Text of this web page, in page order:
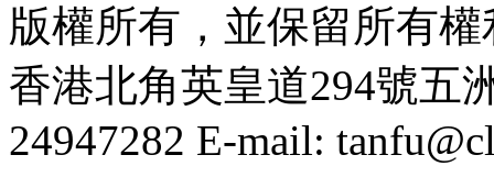
版權所有，並保留所有權
香港北角英皇道294號五
24947282 E-mail: